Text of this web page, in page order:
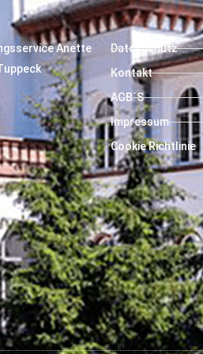
Anette
Datenschutz
Kontakt
AGB´S
Impressum
Cookie Richtlinie